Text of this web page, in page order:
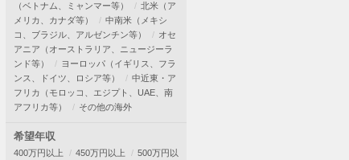
（ベトナム、ミャンマー等）
北米（ア
メリカ、カナダ等）
中南米（メキシ
コ、ブラジル、アルゼンチン等）
オセ
アニア（オーストラリア、ニュージーラ
ンド等）
ヨーロッパ（イギリス、フラ
ンス、ドイツ、ロシア等）
中近東・ア
フリカ（モロッコ、エジプト、UAE、南
アフリカ等）
その他の海外
希望年収
400万円以上 450万円以上
500万円以